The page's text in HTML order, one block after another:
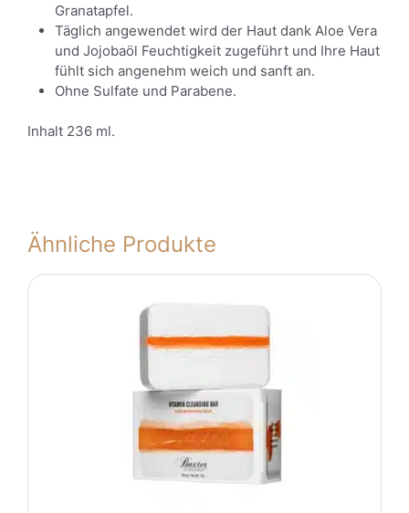
Granatapfel.
Täglich angewendet wird der Haut dank Aloe Vera
und Jojobaöl Feuchtigkeit zugeführt und Ihre Haut
fühlt sich angenehm weich und sanft an.
Ohne Sulfate und Parabene.
Inhalt 236 ml.
Ähnliche Produkte